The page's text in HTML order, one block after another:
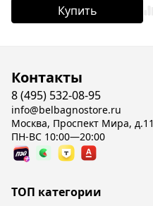
Купить
Контакты
8 (495) 532-08-95
info@belbagnostore.ru
Москва, Проспект Мира, д.11
ПН-ВС 10:00—20:00
ТОП категории